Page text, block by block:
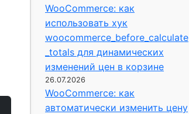
WooCommerce: как
использовать хук
woocommerce_before_calculate
_totals для динамических
изменений цен в корзине
26.07.2026
WooCommerce: как
автоматически изменить цену